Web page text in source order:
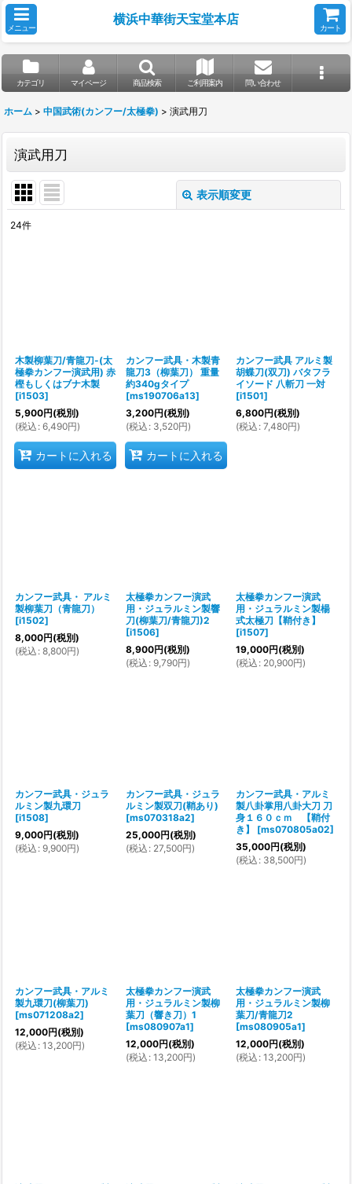
メニュー
横浜中華街天宝堂本店
カート
カテゴリ マイページ 商品検索 ご利用案内 問い合わせ
ホーム > 中国武術(カンフー/太極拳) > 演武用刀
演武用刀
表示順変更
24件
木製柳葉刀/青龍刀-(太
極拳カンフー演武用) 赤
樫もしくはブナ木製
[i1503]
5,900円(税別)
(税込 : 6,490円)
カートに入れる
カンフー武具・木製青
龍刀3（柳葉刀） 重量
約340gタイプ
[ms190706a13]
3,200円(税別)
(税込 : 3,520円)
カートに入れる
カンフー武具 アルミ製
胡蝶刀(双刀) バタフラ
イソード 八斬刀 一対
[i1501]
6,800円(税別)
(税込 : 7,480円)
カンフー武具・ アルミ
製柳葉刀（青龍刀）
[i1502]
8,000円(税別)
(税込 : 8,800円)
太極拳カンフー演武
用・ジュラルミン製響
刀(柳葉刀/青龍刀)2
[i1506]
8,900円(税別)
(税込 : 9,790円)
太極拳カンフー演武
用・ジュラルミン製楊
式太極刀【鞘付き】
[i1507]
19,000円(税別)
(税込 : 20,900円)
カンフー武具・ジュラ
ルミン製九環刀
[i1508]
9,000円(税別)
(税込 : 9,900円)
カンフー武具・ジュラ
ルミン製双刀(鞘あり)
[ms070318a2]
25,000円(税別)
(税込 : 27,500円)
カンフー武具・アルミ
製八卦掌用八卦大刀 刀
身１６０ｃｍ 【鞘付
き】
[ms070805a02]
35,000円(税別)
(税込 : 38,500円)
カンフー武具・アルミ
製九環刀(柳葉刀)
[ms071208a2]
12,000円(税別)
(税込 : 13,200円)
太極拳カンフー演武
用・ジュラルミン製柳
葉刀（響き刀）1
[ms080907a1]
12,000円(税別)
(税込 : 13,200円)
太極拳カンフー演武
用・ジュラルミン製柳
葉刀/青龍刀2
[ms080905a1]
12,000円(税別)
(税込 : 13,200円)